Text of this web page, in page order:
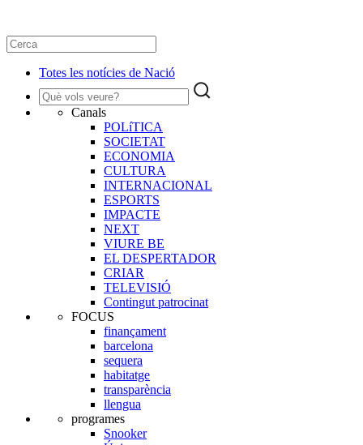
Totes les notícies de Nació
Canals
POLíTICA
SOCIETAT
ECONOMIA
CULTURA
INTERNACIONAL
ESPORTS
IMPACTE
NEXT
VIURE BE
EL DESPERTADOR
CRIAR
TELEVISIÓ
Contingut patrocinat
FOCUS
finançament
barcelona
sequera
habitatge
transparència
llengua
programes
Snooker